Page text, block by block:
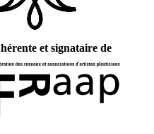
et signataire de